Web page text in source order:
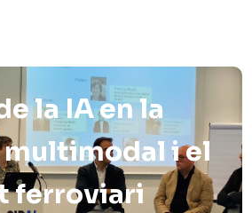
la IA en la
i el
ferroviari